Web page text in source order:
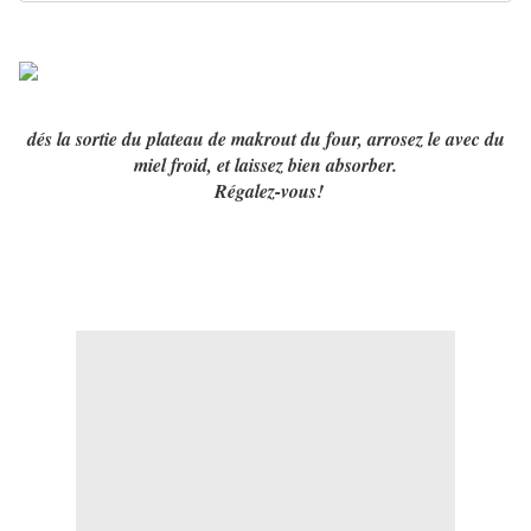
dés la sortie du plateau de makrout du four, arrosez le avec du
miel froid, et laissez bien absorber.
Régalez-vous!